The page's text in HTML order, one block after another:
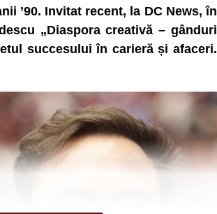
’90. Invitat recent, la DC News, în
„Diaspora creativă – gânduri
succesului în carieră și afaceri.